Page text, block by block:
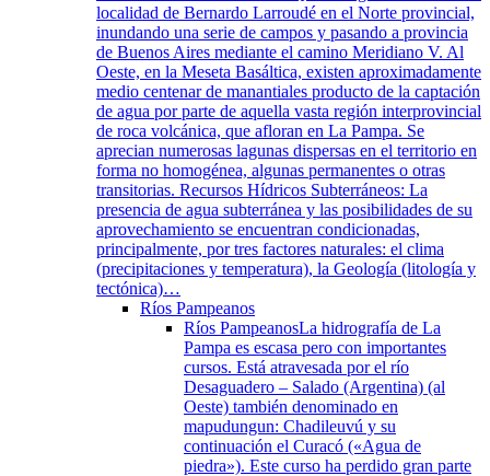
localidad de Bernardo Larroudé en el Norte provincial,
inundando una serie de campos y pasando a provincia
de Buenos Aires mediante el camino Meridiano V. Al
Oeste, en la Meseta Basáltica, existen aproximadamente
medio centenar de manantiales producto de la captación
de agua por parte de aquella vasta región interprovincial
de roca volcánica, que afloran en La Pampa. Se
aprecian numerosas lagunas dispersas en el territorio en
forma no homogénea, algunas permanentes o otras
transitorias. Recursos Hídricos Subterráneos: La
presencia de agua subterránea y las posibilidades de su
aprovechamiento se encuentran condicionadas,
principalmente, por tres factores naturales: el clima
(precipitaciones y temperatura), la Geología (litología y
tectónica)…
Ríos Pampeanos
Ríos PampeanosLa hidrografía de La
Pampa es escasa pero con importantes
cursos. Está atravesada por el río
Desaguadero – Salado (Argentina) (al
Oeste) también denominado en
mapudungun: Chadileuvú y su
continuación el Curacó («Agua de
piedra»). Este curso ha perdido gran parte